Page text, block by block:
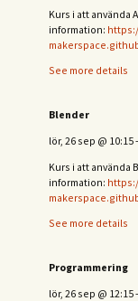
Kurs i att använda
information:
See more details
Blender
lör, 26 sep @ 10:15-
Kurs i att använda
information:
See more details
Programmering
lör, 26 sep @ 12:15-